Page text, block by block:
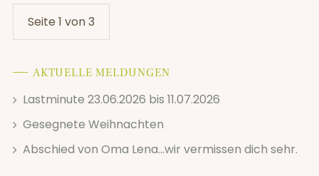
Seite 1 von 3
AKTUELLE MELDUNGEN
Lastminute 23.06.2026 bis 11.07.2026
Gesegnete Weihnachten
Abschied von Oma Lena...wir vermissen dich sehr.